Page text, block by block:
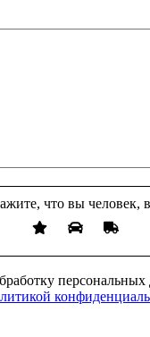
что вы человек,